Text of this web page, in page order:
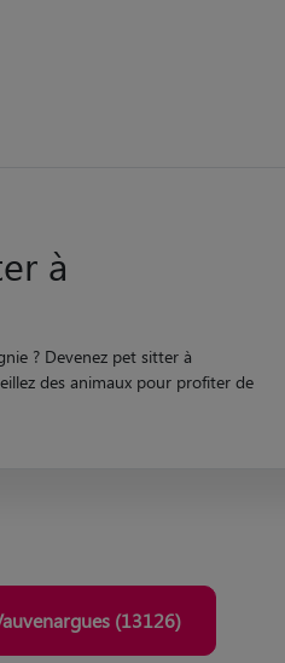
à
? Devenez pet sitter à
des animaux pour profiter de
(13126)